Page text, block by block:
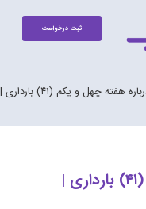
ثبت درخواست
همه چیز درباره هفته چهل و یکم (۴۱) بارداری |
همه چیز درباره هفته چهل و یکم (۴۱) بارداری |